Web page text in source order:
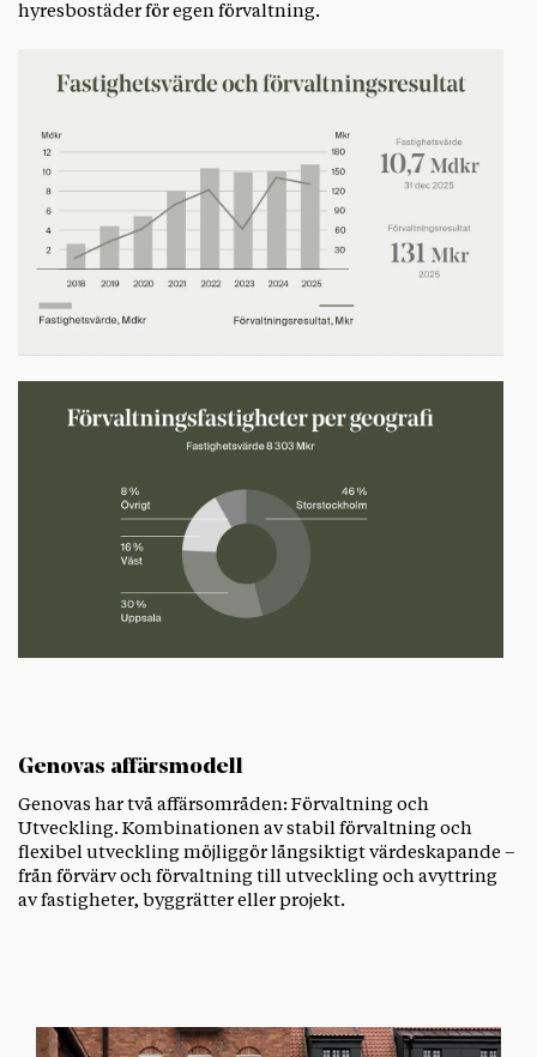
hyresbostäder för egen förvaltning.
Genovas affärsmodell
Genovas har två affärsområden: Förvaltning och
Utveckling. Kombinationen av stabil förvaltning och
flexibel utveckling möjliggör långsiktigt värdeskapande –
från förvärv och förvaltning till utveckling och avyttring
av fastigheter, byggrätter eller projekt.